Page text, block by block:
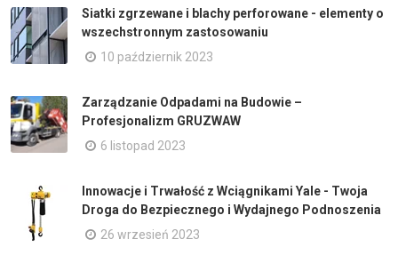
Siatki zgrzewane i blachy perforowane - elementy o
wszechstronnym zastosowaniu
10 październik 2023
Zarządzanie Odpadami na Budowie –
Profesjonalizm GRUZWAW
6 listopad 2023
Innowacje i Trwałość z Wciągnikami Yale - Twoja
Droga do Bezpiecznego i Wydajnego Podnoszenia
26 wrzesień 2023